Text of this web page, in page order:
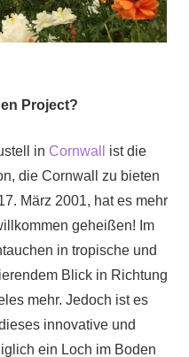
Project?
in Cornwall
ist die
die Cornwall zu bieten
März 2001, hat es mehr
geheißen! Im
in tropische und
Blick in Richtung
mehr. Jedoch ist es
innovative und
ein Loch im Boden